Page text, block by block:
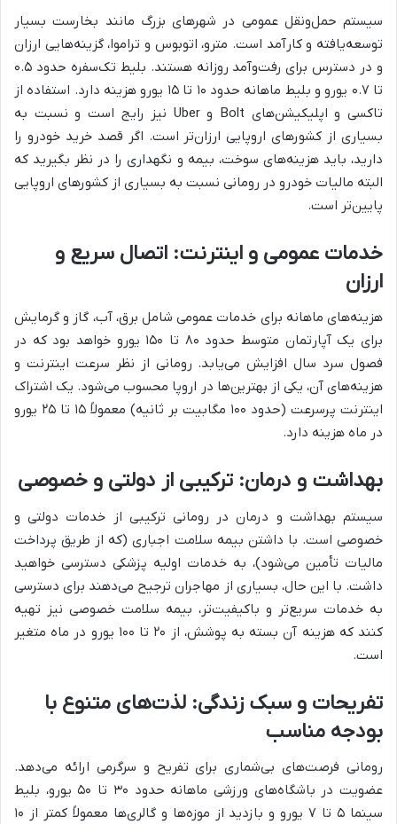
سیستم حمل‌ونقل عمومی در شهرهای بزرگ مانند بخارست بسیار
توسعه‌یافته و کارآمد است. مترو، اتوبوس و تراموا، گزینه‌هایی ارزان
و در دسترس برای رفت‌وآمد روزانه هستند. بلیط تک‌سفره حدود ۰.۵
تا ۰.۷ یورو و بلیط ماهانه حدود ۱۰ تا ۱۵ یورو هزینه دارد. استفاده از
تاکسی و اپلیکیشن‌های Bolt و Uber نیز رایج است و نسبت به
بسیاری از کشورهای اروپایی ارزان‌تر است. اگر قصد خرید خودرو را
دارید، باید هزینه‌های سوخت، بیمه و نگهداری را در نظر بگیرید که
البته مالیات خودرو در رومانی نسبت به بسیاری از کشورهای اروپایی
پایین‌تر است.
خدمات عمومی و اینترنت: اتصال سریع و
ارزان
هزینه‌های ماهانه برای خدمات عمومی شامل برق، آب، گاز و گرمایش
برای یک آپارتمان متوسط حدود ۸۰ تا ۱۵۰ یورو خواهد بود که در
فصول سرد سال افزایش می‌یابد. رومانی از نظر سرعت اینترنت و
هزینه‌های آن، یکی از بهترین‌ها در اروپا محسوب می‌شود. یک اشتراک
اینترنت پرسرعت (حدود ۱۰۰ مگابیت بر ثانیه) معمولاً ۱۵ تا ۲۵ یورو
در ماه هزینه دارد.
بهداشت و درمان: ترکیبی از دولتی و خصوصی
سیستم بهداشت و درمان در رومانی ترکیبی از خدمات دولتی و
خصوصی است. با داشتن بیمه سلامت اجباری (که از طریق پرداخت
مالیات تأمین می‌شود)، به خدمات اولیه پزشکی دسترسی خواهید
داشت. با این حال، بسیاری از مهاجران ترجیح می‌دهند برای دسترسی
به خدمات سریع‌تر و باکیفیت‌تر، بیمه سلامت خصوصی نیز تهیه
کنند که هزینه آن بسته به پوشش، از ۲۰ تا ۱۰۰ یورو در ماه متغیر
است.
تفریحات و سبک زندگی: لذت‌های متنوع با
بودجه مناسب
رومانی فرصت‌های بی‌شماری برای تفریح و سرگرمی ارائه می‌دهد.
عضویت در باشگاه‌های ورزشی ماهانه حدود ۳۰ تا ۵۰ یورو، بلیط
سینما ۵ تا ۷ یورو و بازدید از موزه‌ها و گالری‌ها معمولاً کمتر از ۱۰